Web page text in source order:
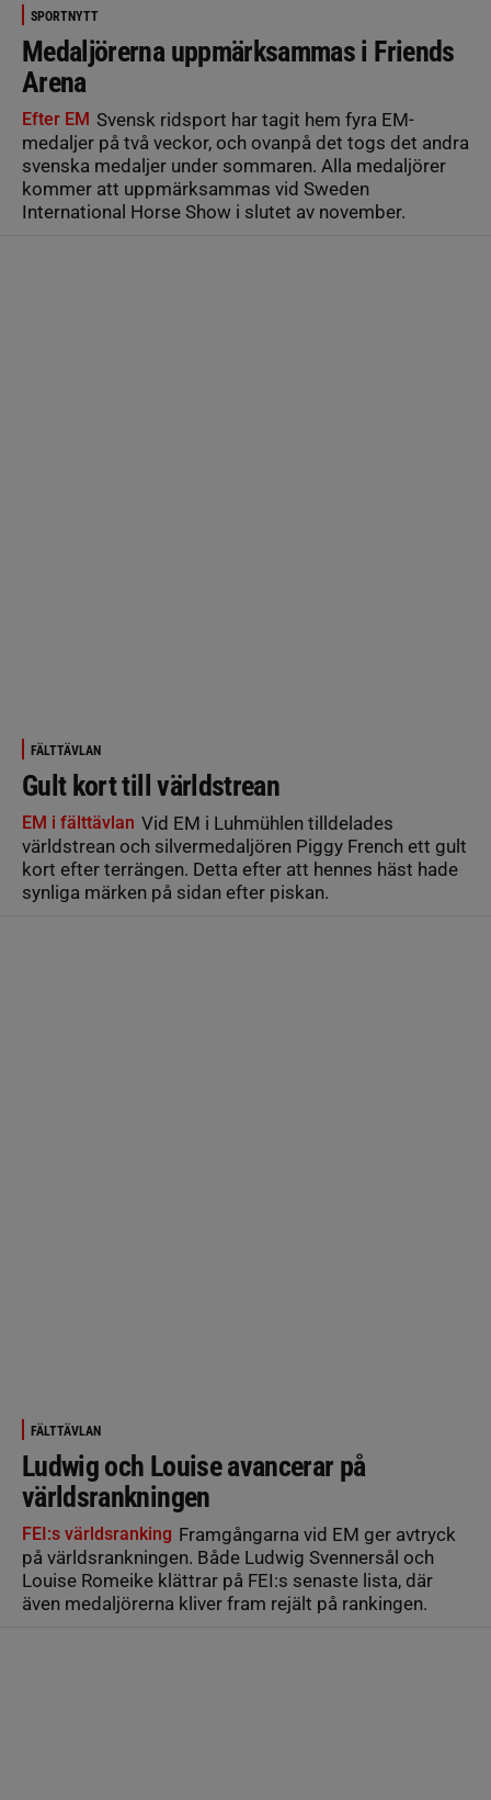
SPORTNYTT
Medaljörerna uppmärksammas i Friends
Arena
Efter EM Svensk ridsport har tagit hem fyra EM-
medaljer på två veckor, och ovanpå det togs det andra
svenska medaljer under sommaren. Alla medaljörer
kommer att uppmärksammas vid Sweden
International Horse Show i slutet av november.
FÄLTTÄVLAN
Gult kort till världstrean
EM i fälttävlan Vid EM i Luhmühlen tilldelades
världstrean och silvermedaljören Piggy French ett gult
kort efter terrängen. Detta efter att hennes häst hade
synliga märken på sidan efter piskan.
FÄLTTÄVLAN
Ludwig och Louise avancerar på
världsrankningen
FEI:s världsranking Framgångarna vid EM ger avtryck
på världsrankningen. Både Ludwig Svennersål och
Louise Romeike klättrar på FEI:s senaste lista, där
även medaljörerna kliver fram rejält på rankingen.